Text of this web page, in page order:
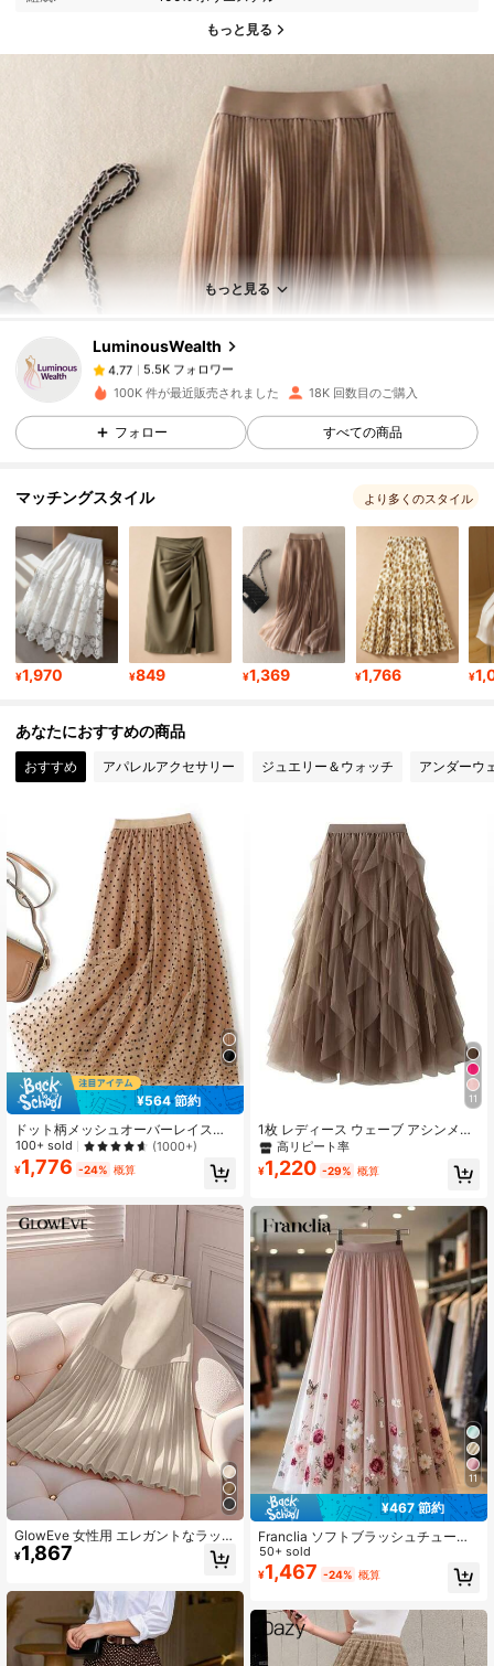
もっと見る
もっと見る
LuminousWealth
4.77 5.5K フォロワー
5.5K フォロワー
4.77
5.5K フォロワー
j***j は1日前に購入しました
4.77 5.5K フォロワー
4.77 5.5K フォロワー
4.77 5.5K フォロワー
5.5K フォロワー
4.77 5.5K フォロワー
4.77 5.5K フォロワー
4.77 5.5K フォロワー
100K 件が最近販売されました 18K 回数目のご購入
フォロー すべての商品
マッチングスタイル より多くのスタイル
¥1,970 ¥849 ¥1,369 ¥1,766 ¥
あなたにおすすめの商品
おすすめ アパレルアクセサリー ジュエリー＆ウォッチ アンダーウ
¥564 節約
ドット柄メッシュオーバーレイスカ
ート 春物
100+ sold (1000+)
¥1,776 -24% 概算
GlowEve 女性用 エレガントなラッシ
ュド アシンメトリーヘム ロマンチッ
クスカート
¥1,867
11
1枚 レディース ウェーブ アシンメト
リー レイヤード チュール パフスカ
ート 春
高リピート率
¥1,220 -29% 概算
11
¥467 節約
Franclia ソフトブラッシュチュールA
ラインロングスカート、ヴィンテー
ジローズ&バタフライプリント、ゆっ
たりウエスト、フローリー&エレガン
50+ sold
¥1,467 -24% 概算